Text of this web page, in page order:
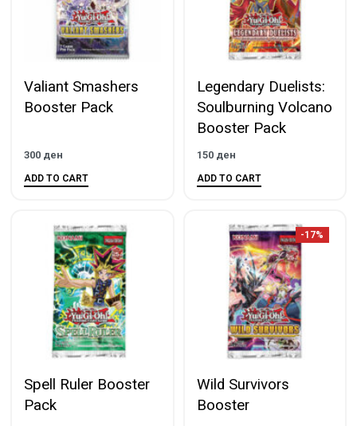
Valiant Smashers
Booster Pack
300 ден
ADD TO CART
Legendary Duelists:
Soulburning Volcano
Booster Pack
150 ден
ADD TO CART
Spell Ruler Booster
Pack
-17%
Wild Survivors
Booster